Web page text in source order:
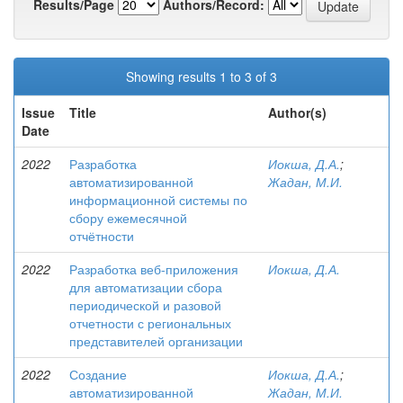
Results/Page
Authors/Record:
Showing results 1 to 3 of 3
Issue
Date
Title Author(s)
2022
Разработка
автоматизированной
информационной системы по
сбору ежемесячной
отчётности
Иокша, Д.А.;
Жадан, М.И.
2022
Разработка веб-приложения
для автоматизации сбора
периодической и разовой
отчетности с региональных
представителей организации
Иокша, Д.А.
2022
Создание
автоматизированной
Иокша, Д.А.;
Жадан, М.И.